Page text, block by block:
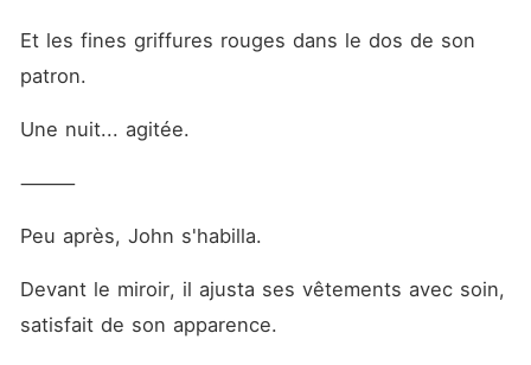
Et les fines griffures rouges dans le dos de son
patron.
Une nuit... agitée.
⸻
Peu après, John s'habilla.
Devant le miroir, il ajusta ses vêtements avec soin,
satisfait de son apparence.